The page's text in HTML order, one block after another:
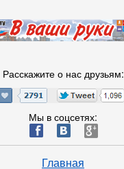
Расскажите о нас друзьям:
Мы в соцсетях:
ä æ è
Главная